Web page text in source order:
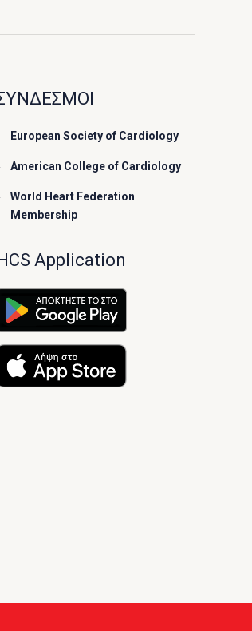
European Society of Cardiology
American College of Cardiology
World Heart Federation
Membership
Application